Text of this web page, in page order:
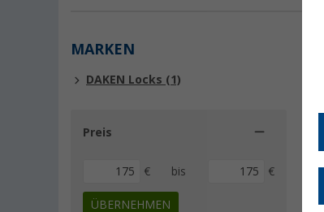
MARKEN
DAKEN Locks (1)
Preis
€ bis €
ÜBERNEHMEN